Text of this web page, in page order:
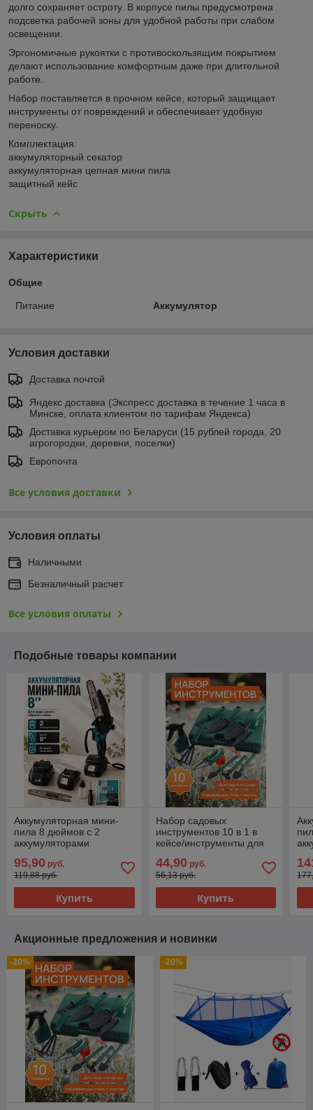
долго сохраняет остроту. В корпусе пилы предусмотрена
подсветка рабочей зоны для удобной работы при слабом
освещении.
Эргономичные рукоятки с противоскользящим покрытием
делают использование комфортным даже при длительной
работе.
Набор поставляется в прочном кейсе, который защищает
инструменты от повреждений и обеспечивает удобную
переноску.
Комплектация:
аккумуляторный секатор
аккумуляторная цепная мини пила
защитный кейс
Скрыть
Характеристики
Общие
Питание Аккумулятор
Условия доставки
Доставка почтой
Яндекс доставка (Экспресс доставка в течение 1 часа в
Минске, оплата клиентом по тарифам Яндекса)
Доставка курьером по Беларуси (15 рублей города, 20
агрогородки, деревни, поселки)
Европочта
Все условия доставки
Условия оплаты
Наличными
Безналичный расчет
Все условия оплаты
Подобные товары компании
Аккумуляторная мини-
пила 8 дюймов с 2
аккумуляторами
95,90 руб.
119,88 руб.
Купить
Набор садовых
инструментов 10 в 1 в
кейсе/инструменты для
чемодане (10 предметов)
44,90 руб.
56,13 руб.
Купить
са
Акционные предложения и новинки
-20% -20%